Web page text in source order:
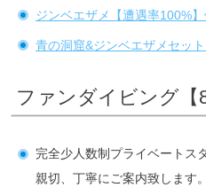
ジンベエザメ【遭遇率100%
青の洞窟&ジンベエザメセッ
ファンダイビング【
完全少人数制プライベートス
親切、丁寧にご案内致します。